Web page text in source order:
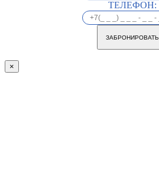
ТЕЛЕФОН:
ЗАБРОНИРОВАТЬ
×